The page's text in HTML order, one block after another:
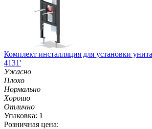
Комплект инсталляция для установки
4131'
Ужасно
Плохо
Нормально
Хорошо
Отлично
Упаковка: 1
Розничная цена: